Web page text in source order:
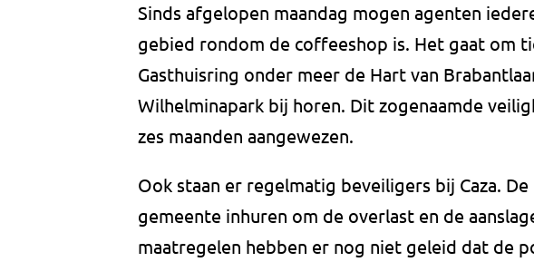
Sinds afgelopen maandag mogen agenten
gebied rondom de coffeeshop is. Het gaat om
Gasthuisring onder meer de Hart van
Wilhelminapark bij horen. Dit zogenaamde
zes maanden aangewezen.
Ook staan er regelmatig beveiligers bij Caza.
gemeente inhuren om de overlast en de
maatregelen hebben er nog niet geleid dat de